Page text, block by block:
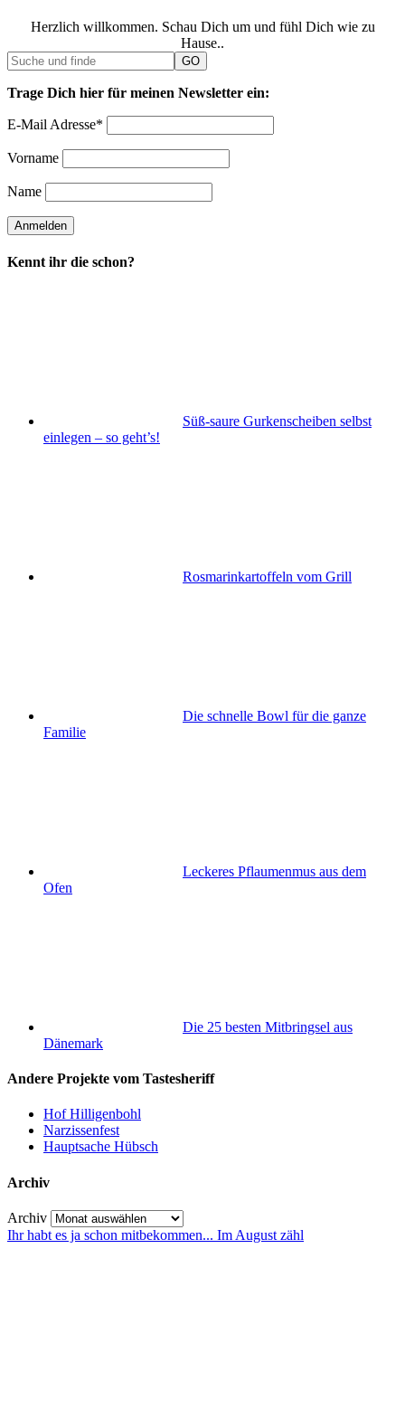
Herzlich willkommen. Schau Dich um und fühl Dich wie zu
Hause..
Trage Dich hier für meinen Newsletter ein:
E-Mail Adresse*
Vorname
Name
Kennt ihr die schon?
Süß-saure Gurkenscheiben selbst
einlegen – so geht’s!
Rosmarinkartoffeln vom Grill
Die schnelle Bowl für die ganze
Familie
Leckeres Pflaumenmus aus dem
Ofen
Die 25 besten Mitbringsel aus
Dänemark
Andere Projekte vom Tastesheriff
Hof Hilligenbohl
Narzissenfest
Hauptsache Hübsch
Archiv
Archiv
Ihr habt es ja schon mitbekommen... Im August zähl